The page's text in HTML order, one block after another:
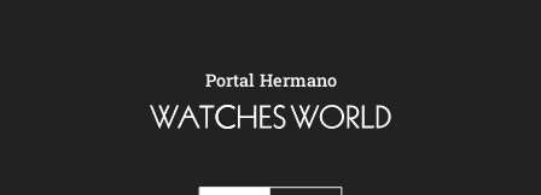
Portal Hermano